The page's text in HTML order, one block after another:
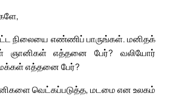
நிலையை எண்ணிப் பாருங்கள். மனிதக்
ஞானிகள் எத்தனை பேர்? வலியோர்
எத்தனை பேர்?
வெட்கப்படுத்த, மடமை என உலகம்